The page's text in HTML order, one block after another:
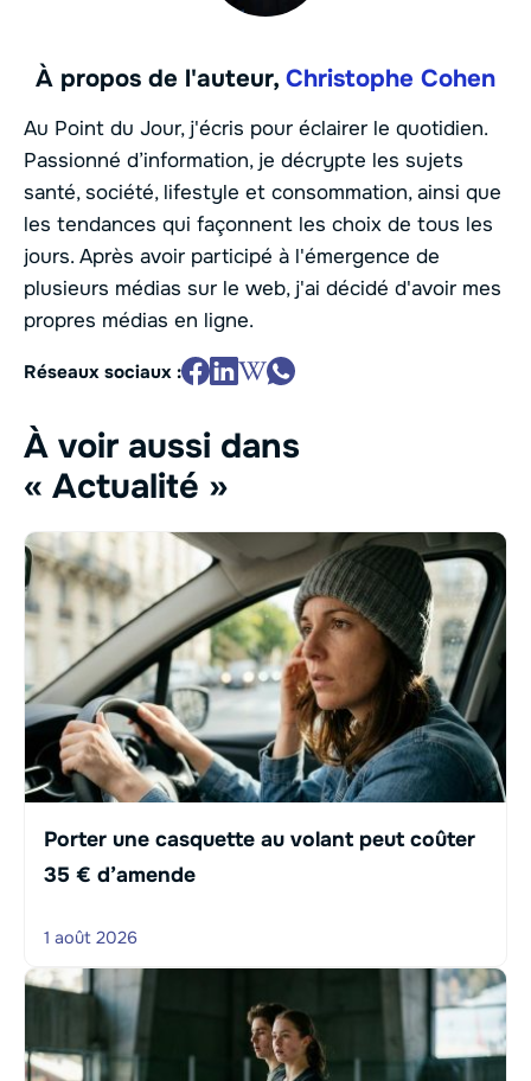
À propos de l'auteur, Christophe Cohen
Au Point du Jour, j'écris pour éclairer le quotidien.
Passionné d’information, je décrypte les sujets
santé, société, lifestyle et consommation, ainsi que
les tendances qui façonnent les choix de tous les
jours. Après avoir participé à l'émergence de
plusieurs médias sur le web, j'ai décidé d'avoir mes
propres médias en ligne.
Réseaux sociaux :
À voir aussi dans
« Actualité »
Porter une casquette au volant peut coûter
35 € d’amende
1 août 2026